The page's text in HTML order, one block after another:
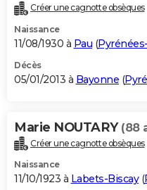
Créer une cagnotte obsèques
Naissance
11/08/1930 à Pau (
Décès
05/01/2013 à Bayonne (
Marie NOUTARY (88
Créer une cagnotte obsèques
Naissance
11/10/1923 à Labets-Biscay(